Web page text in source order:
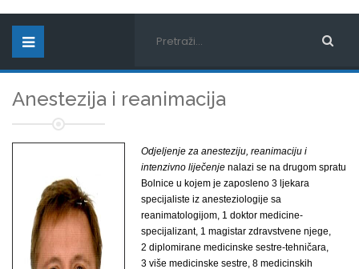
Anestezija i reanimacija
Odjeljenje za anesteziju, reanimaciju i
intenzivno liječenje nalazi se na drugom spratu
Bolnice u kojem je zaposleno 3 ljekara
specijaliste iz anesteziologije sa
reanimatologijom, 1 doktor medicine-
specijalizant, 1 magistar zdravstvene njege,
2 diplomirane medicinske sestre-tehničara,
3 više medicinske sestre, 8 medicinskih